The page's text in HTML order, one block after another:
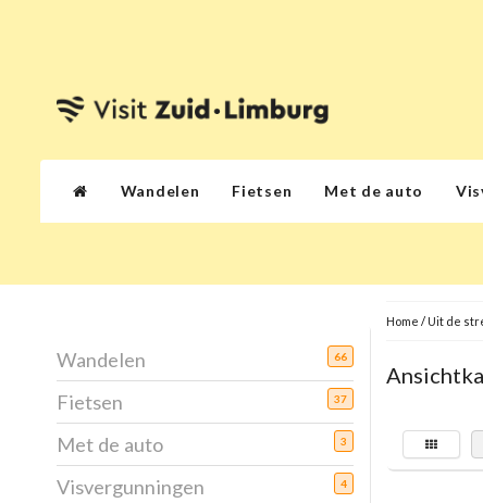
Wandelen Fietsen Met de auto
Wandelen 66
Fietsen 37
Met de auto 3
Visvergunningen 4
Home / Uit de